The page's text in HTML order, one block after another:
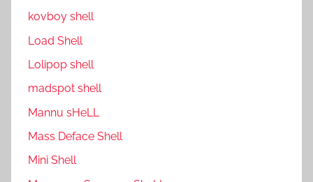
kovboy shell
Load Shell
Lolipop shell
madspot shell
Mannu sHeLL
Mass Deface Shell
Mini Shell